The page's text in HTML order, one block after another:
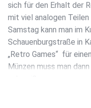
sich für den Erhalt der
mit viel analogen
Samstag kann man im
Schauenburgstraße in
„Retro Games“ für
Münzen muss man